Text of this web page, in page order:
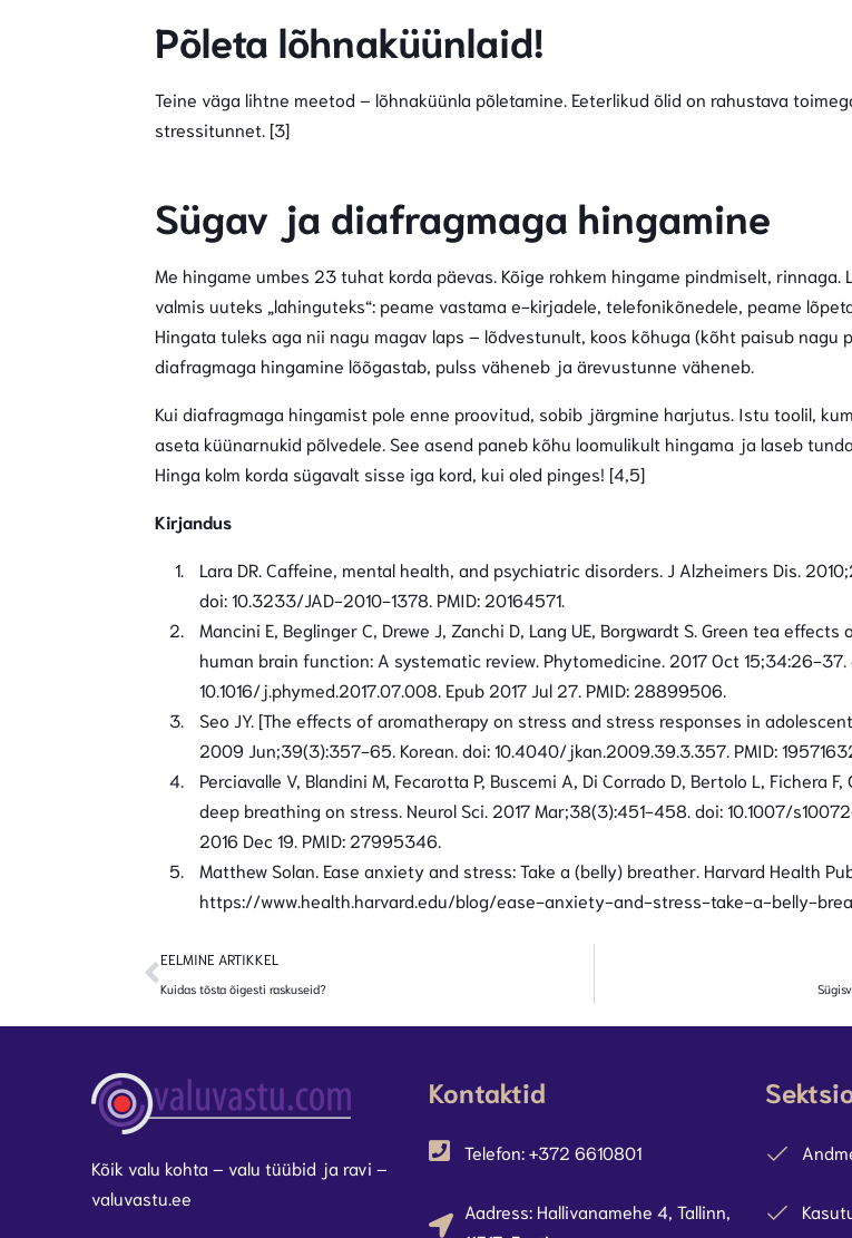
Põleta lõhnaküünlaid!
Teine väga lihtne meetod – lõhnaküünla põletamine. Eeterlikud õlid on rahustava
stressitunnet. [3]
Sügav ja diafragmaga hingamine
Me hingame umbes 23 tuhat korda päevas. Kõige rohkem hingame pindmiselt, rinnaga.
valmis uuteks „lahinguteks“: peame vastama e-kirjadele, telefonikõnedele, peame
Hingata tuleks aga nii nagu magav laps – lõdvestunult, koos kõhuga (kõht paisub nagu
diafragmaga hingamine lõõgastab, pulss väheneb ja ärevustunne väheneb.
Kui diafragmaga hingamist pole enne proovitud, sobib järgmine harjutus. Istu toolil,
aseta küünarnukid põlvedele. See asend paneb kõhu loomulikult hingama ja laseb
Hinga kolm korda sügavalt sisse iga kord, kui oled pinges! [4,5]
Kirjandus
Lara DR. Caffeine, mental health, and psychiatric disorders. J Alzheimers Dis.
doi: 10.3233/JAD-2010-1378. PMID: 20164571.
Mancini E, Beglinger C, Drewe J, Zanchi D, Lang UE, Borgwardt S. Green tea
human brain function: A systematic review. Phytomedicine. 2017 Oct 15;34:26-37.
10.1016/j.phymed.2017.07.008. Epub 2017 Jul 27. PMID: 28899506.
Seo JY. [The effects of aromatherapy on stress and stress responses in
2009 Jun;39(3):357-65. Korean. doi: 10.4040/jkan.2009.39.3.357. PMID:
Perciavalle V, Blandini M, Fecarotta P, Buscemi A, Di Corrado D, Bertolo L, Fichera F,
deep breathing on stress. Neurol Sci. 2017 Mar;38(3):451-458. doi: 10.1007/
2016 Dec 19. PMID: 27995346.
Matthew Solan. Ease anxiety and stress: Take a (belly) breather. Harvard Health
https://www.health.harvard.edu/blog/ease-anxiety-and-stress-take-a-belly-
EELMINE ARTIKKEL
Kuidas tõsta õigesti raskuseid?
Kõik valu kohta – valu tüübid ja ravi –
valuvastu.ee
Kontaktid
Telefon: +372 6610801
Aadress: Hallivanamehe 4, Tallinn,